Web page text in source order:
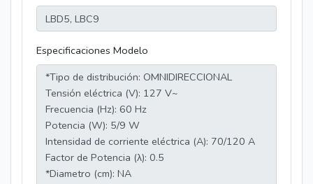
Especificaciones Modelo